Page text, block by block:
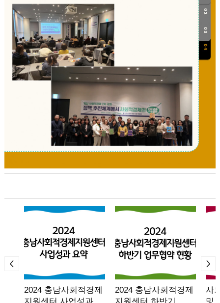
2024 충남사회적경제
2024 충남사회적경제
사